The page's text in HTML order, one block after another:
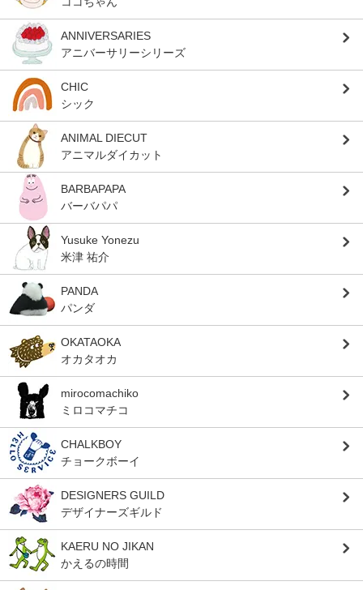
ANNIVERSARIES
アニバーサリーシリーズ
CHIC
シック
ANIMAL DIECUT
アニマルダイカット
BARBAPAPA
バーバパパ
Yusuke Yonezu
米津 祐介
PANDA
パンダ
OKATAOKA
オカタオカ
mirocomachiko
ミロコマチコ
CHALKBOY
チョークボーイ
DESIGNERS GUILD
デザイナーズギルド
KAERU NO JIKAN
かえるの時間